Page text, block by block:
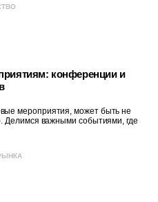
конференции и
мероприятия, может быть не
Делимся важными событиями, где